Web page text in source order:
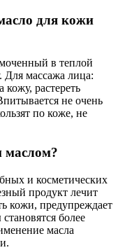
для кожи
в теплой
Для массажа лица:
кожу, растереть
не очень
по коже, не
маслом?
и косметических
продукт лечит
кожи, предупреждает
более
масла